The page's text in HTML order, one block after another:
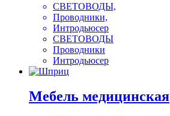
СВЕТОВОДЫ,
Проводники,
Интродьюсер
СВЕТОВОДЫ
Проводники
Интродьюсер
Мебель медицинская